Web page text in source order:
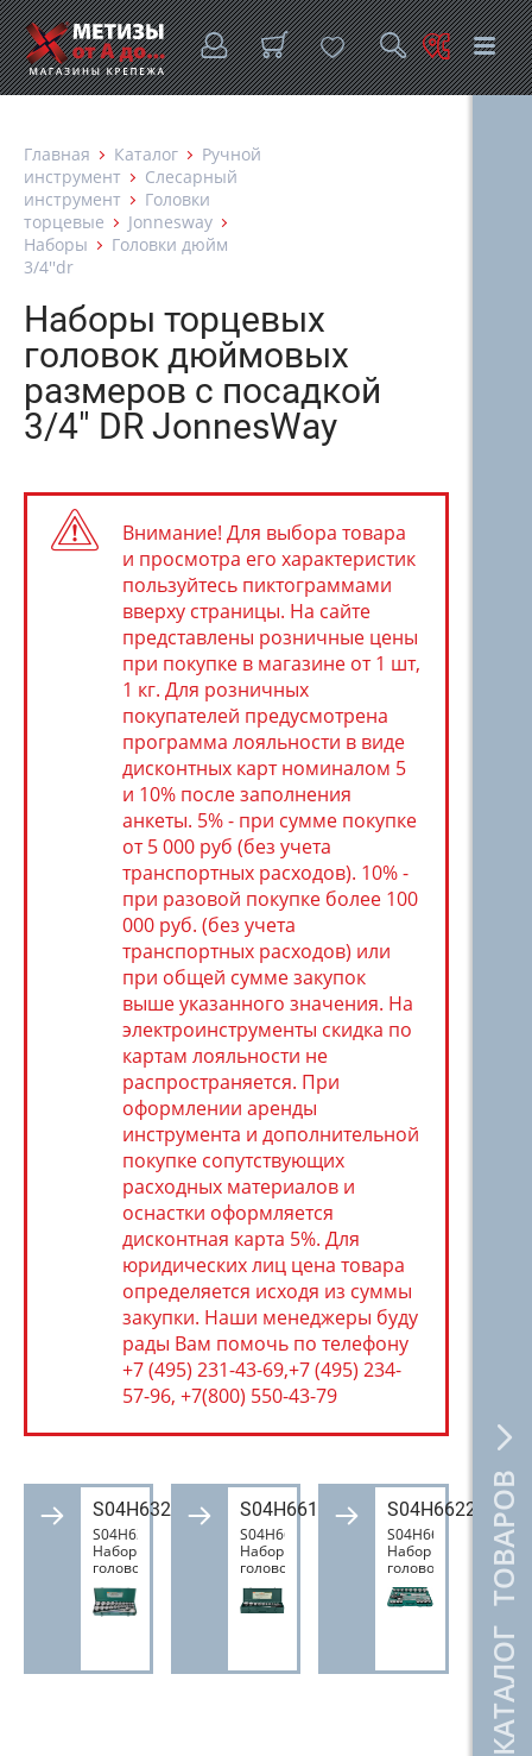
КАТАЛОГ ТОВАРОВ
Главная Каталог
Ручной
инструмент
Слесарный
инструмент
Головки
торцевые
Jonnesway
Наборы
Головки дюйм
3/4''dr
Наборы торцевых
головок дюймовых
размеров с посадкой
3/4" DR JonnesWay
Внимание! Для выбора товара
и просмотра его характеристик
пользуйтесь пиктограммами
вверху страницы. На сайте
представлены розничные цены
при покупке в магазине от 1 шт,
1 кг. Для розничных
покупателей предусмотрена
программа лояльности в виде
дисконтных карт номиналом 5
и 10% после заполнения
анкеты. 5% - при сумме покупке
от 5 000 руб (без учета
транспортных расходов). 10% -
при разовой покупке более 100
000 руб. (без учета
транспортных расходов) или
при общей сумме закупок
выше указанного значения. На
электроинструменты скидка по
картам лояльности не
распространяется. При
оформлении аренды
инструмента и дополнительной
покупке сопутствующих
расходных материалов и
оснастки оформляется
дисконтная карта 5%. Для
юридических лиц цена товара
определяется исходя из суммы
закупки. Наши менеджеры буду
рады Вам помочь по телефону
+7 (495) 231-43-69,+7 (495) 234-
57-96, +7(800) 550-43-79
S04H6327S
S04H6327S
Набор
головок
торцевых
3/4"DR,
дюймовых,
предметов
S04H6615S
S04H6615S
Набор
головок
торцевых
дюймовых
3/4"DR,
JonnesWay
S04H6622S
S04H6622S
Набор
головок
торцевых
дюймовых
JonnesWay